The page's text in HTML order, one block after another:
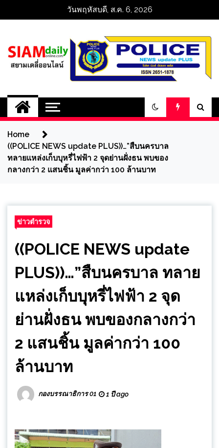
วันพฤหัสบดี, ส.ค. 6, 2026
สยามเดลี่ออนไลน์
SiamDailyOnline
Home
((POLICE NEWS update PLUS))…”สืบนครบาล
ทลายแหล่งเก็บบุหรี่ไฟฟ้า 2 จุดย่านฝั่งธน พบของ
กลางกว่า 2 แสนชิ้น มูลค่ากว่า 100 ล้านบาท
ข่าวตำรวจ
((POLICE NEWS update
PLUS))…”สืบนครบาล ทลาย
แหล่งเก็บบุหรี่ไฟฟ้า 2 จุด
ย่านฝั่งธน พบของกลางกว่า
2 แสนชิ้น มูลค่ากว่า 100
ล้านบาท
กองบรรณาธิการ 01 1 ปี ago